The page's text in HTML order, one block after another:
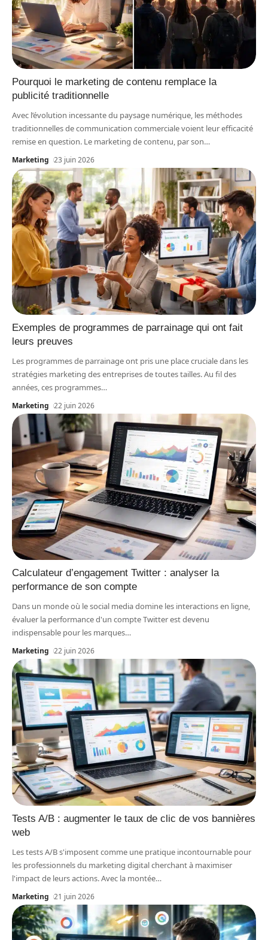
Pourquoi le marketing de contenu remplace la
publicité traditionnelle
Avec l’évolution incessante du paysage numérique, les méthodes
traditionnelles de communication commerciale voient leur efficacité
remise en question. Le marketing de contenu, par son…
Marketing 23 juin 2026
Exemples de programmes de parrainage qui ont fait
leurs preuves
Les programmes de parrainage ont pris une place cruciale dans les
stratégies marketing des entreprises de toutes tailles. Au fil des
années, ces programmes…
Marketing 22 juin 2026
Calculateur d’engagement Twitter : analyser la
performance de son compte
Dans un monde où le social media domine les interactions en ligne,
évaluer la performance d'un compte Twitter est devenu
indispensable pour les marques…
Marketing 22 juin 2026
Tests A/B : augmenter le taux de clic de vos bannières
web
Les tests A/B s'imposent comme une pratique incontournable pour
les professionnels du marketing digital cherchant à maximiser
l'impact de leurs actions. Avec la montée…
Marketing 21 juin 2026